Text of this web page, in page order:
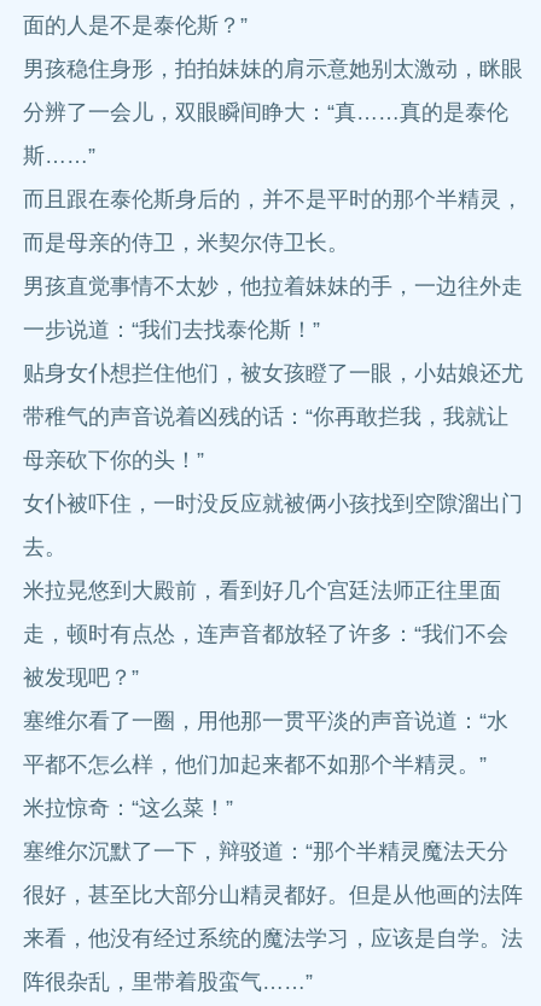
面的人是不是泰伦斯？”
男孩稳住身形，拍拍妹妹的肩示意她别太激动，眯眼
分辨了一会儿，双眼瞬间睁大：“真……真的是泰伦
斯……”
而且跟在泰伦斯身后的，并不是平时的那个半精灵，
而是母亲的侍卫，米契尔侍卫长。
男孩直觉事情不太妙，他拉着妹妹的手，一边往外走
一步说道：“我们去找泰伦斯！”
贴身女仆想拦住他们，被女孩瞪了一眼，小姑娘还尤
带稚气的声音说着凶残的话：“你再敢拦我，我就让
母亲砍下你的头！”
女仆被吓住，一时没反应就被俩小孩找到空隙溜出门
去。
米拉晃悠到大殿前，看到好几个宫廷法师正往里面
走，顿时有点怂，连声音都放轻了许多：“我们不会
被发现吧？”
塞维尔看了一圈，用他那一贯平淡的声音说道：“水
平都不怎么样，他们加起来都不如那个半精灵。”
米拉惊奇：“这么菜！”
塞维尔沉默了一下，辩驳道：“那个半精灵魔法天分
很好，甚至比大部分山精灵都好。但是从他画的法阵
来看，他没有经过系统的魔法学习，应该是自学。法
阵很杂乱，里带着股蛮气……”